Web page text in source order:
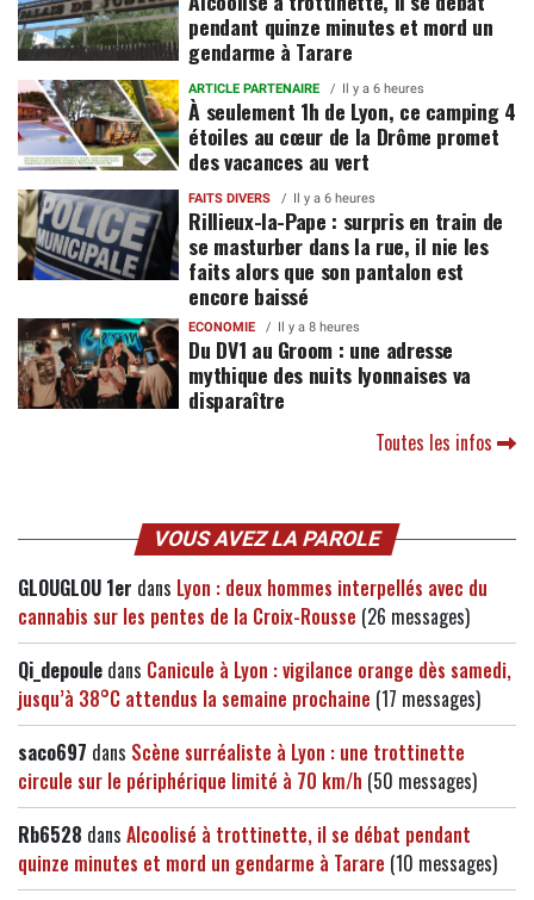
pendant quinze minutes et mord un
gendarme à Tarare
ARTICLE PARTENAIRE Il y a 6 heures
À seulement 1h de Lyon, ce camping 4
étoiles au cœur de la Drôme promet
des vacances au vert
FAITS DIVERS Il y a 6 heures
Rillieux-la-Pape : surpris en train de
se masturber dans la rue, il nie les
faits alors que son pantalon est
encore baissé
ECONOMIE Il y a 8 heures
Du DV1 au Groom : une adresse
mythique des nuits lyonnaises va
disparaître
Toutes les infos
VOUS AVEZ LA PAROLE
GLOUGLOU 1er dans Lyon : deux hommes interpellés avec du
cannabis sur les pentes de la Croix-Rousse (26 messages)
Qi_depoule dans Canicule à Lyon : vigilance orange dès samedi,
jusqu’à 38°C attendus la semaine prochaine (17 messages)
saco697 dans Scène surréaliste à Lyon : une trottinette
circule sur le périphérique limité à 70 km/h (50 messages)
Rb6528 dans Alcoolisé à trottinette, il se débat pendant
quinze minutes et mord un gendarme à Tarare (10 messages)